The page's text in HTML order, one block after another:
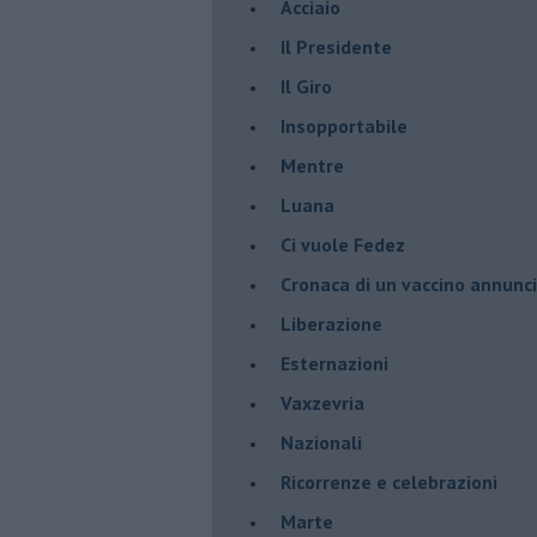
Acciaio
Il Presidente
​Il Giro
Insopportabile
​Mentre
Luana
​Ci vuole Fedez
​Cronaca di un vaccino
​Liberazione
Esternazioni
Vaxzevria
Nazionali
​Ricorrenze e celebrazioni
Marte